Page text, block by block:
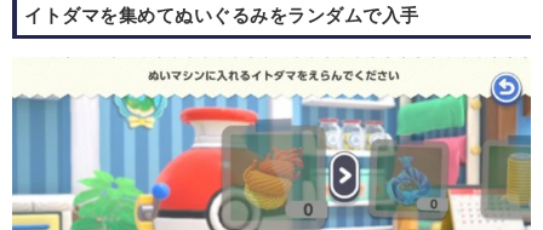
イトダマを集めてぬいぐるみをランダムで入手